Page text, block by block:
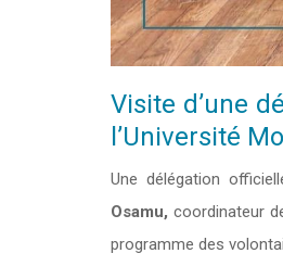
Visite d’une
l’Université
Une délégation
Osamu, coordinateur
programme des